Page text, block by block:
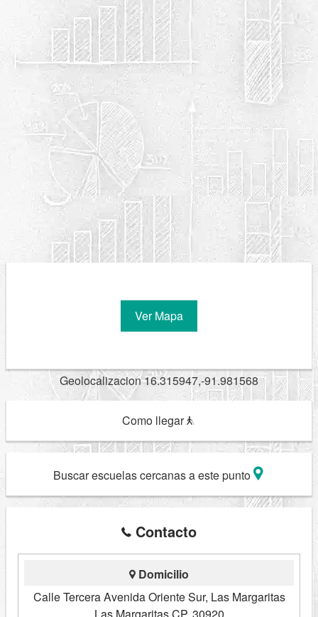
Ver Mapa
Geolocalizacion 16.315947,-91.981568
Como llegar
Buscar escuelas cercanas a este punto
Contacto
Domicilio
Calle Tercera Avenida Oriente Sur, Las Margaritas